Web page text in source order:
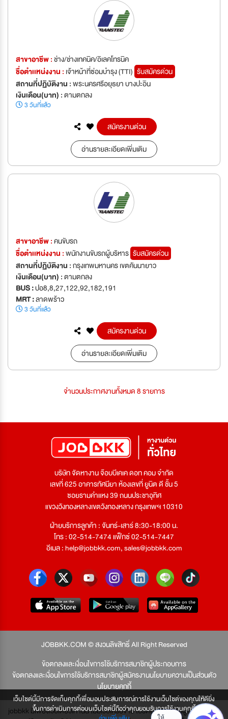
เว็บไซต์นี้มีการจัดเก็บคุกกี้เพื่อมอบประสบการณ์การใช้งานเว็บไซต์ของคุณให้ดียิ่ง
ขึ้นการดำเนินการต่อบนเว็บไซต์นี้ถือว่าคุณยอมรับการใช้งานคุกกี้
สาขาอาชีพ :ช่าง/ช่างเทคนิค/อิเลคโทรนิค
ชื่อตำเเหน่งงาน : เจ้าหน้าที่ซ่อมบำรุง (TTI) รับสมัครด่วน
สถานที่ปฏิบัติงาน :พระนครศรีอยุธยา บางปะอิน
เงินเดือน(บาท) :ตามตกลง
3 วันที่แล้ว
สมัครงานด่วน
อ่านรายละเอียดเพิ่มเติม
สาขาอาชีพ :คนขับรถ
ชื่อตำเเหน่งงาน :พนักงานขับรถผู้บริหาร รับสมัครด่วน
สถานที่ปฏิบัติงาน :กรุงเทพมหานคร เขตคันนายาว
เงินเดือน(บาท) :ตามตกลง
BUS :ปอ8,8,27,122,92,182,191
MRT :ลาดพร้าว
3 วันที่แล้ว
สมัครงานด่วน
อ่านรายละเอียดเพิ่มเติม
จำนวนประกาศงานทั้งหมด 8 รายการ
บริษัท จัดหางาน จ๊อบบีเคเค ดอท คอม จำกัด
เลขที่ 625 อาคารทัศนียา ห้องเลขที่ ยูนิต ดี ชั้น 5
ซอยรามคำแหง 39 ถนนประชาอุทิศ
แขวงวังทองหลางเขตวังทองหลาง กรุงเทพฯ 10310
ฝ่ายบริการลูกค้า : จันทร์-เสาร์ 8:30-18:00 น.
โทร : 02-514-7474 แฟ็กซ์ 02-514-7447
อีเมล :help@jobbkk.com,sales@jobbkk.com
JOBBKK.COM © สงวนลิขสิทธิ์ All Right Reserved
ข้อตกลงและเงื่อนไขการใช้บริการสมาชิกผู้ประกอบการ
ข้อตกลงและเงื่อนไขการใช้บริการสมาชิกผู้สมัครงานนโยบายความเป็นส่วนตัว
นโยบายคุกกี้
jobbkk มีเพียงเว็บเดียวเท่านั้น ไม่มีเว็บเครือข่าย โปรดอย่าหลงเชื่อผู้แอบอ้าง และ